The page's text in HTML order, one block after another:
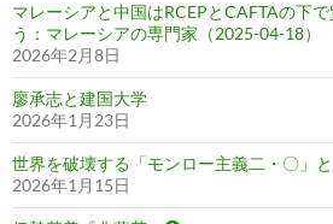
マレーシアと中国はRCEPとCAFTAの下
う：マレーシアの専門家（2025-04-18）
2026年2月8日
廖承志と建国大学
2026年1月23日
世界を破壊する「モンロー主義二・〇」と
2026年1月15日